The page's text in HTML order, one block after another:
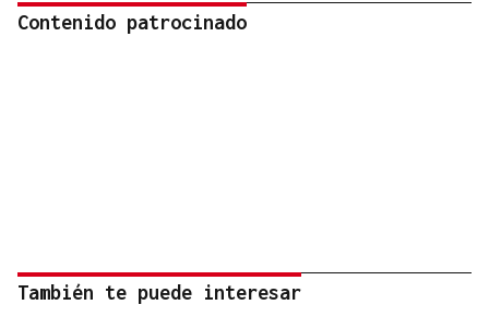
Contenido patrocinado
También te puede interesar